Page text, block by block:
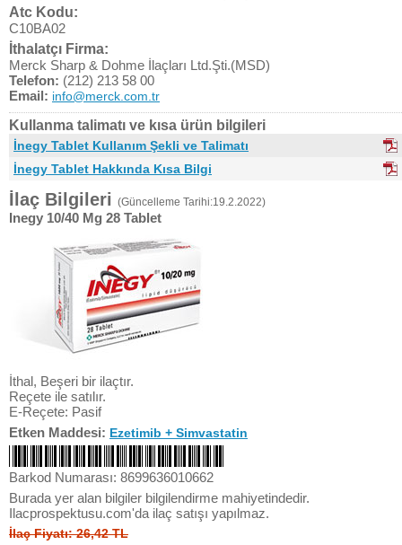
Atc Kodu:
C10BA02
İthalatçı Firma:
Merck Sharp & Dohme İlaçları Ltd.Şti.(MSD)
Telefon: (212) 213 58 00
Email: info@merck.com.tr
Kullanma talimatı ve kısa ürün bilgileri
İnegy Tablet Kullanım Şekli ve Talimatı
İnegy Tablet Hakkında Kısa Bilgi
İlaç Bilgileri (Güncelleme Tarihi:19.2.2022)
Inegy 10/40 Mg 28 Tablet
İthal, Beşeri bir ilaçtır.
Reçete ile satılır.
E-Reçete: Pasif
Etken Maddesi: Ezetimib + Simvastatin
Barkod Numarası: 8699636010662
Burada yer alan bilgiler bilgilendirme mahiyetindedir.
Ilacprospektusu.com'da ilaç satışı yapılmaz.
İlaç Fiyatı: 26,42 TL